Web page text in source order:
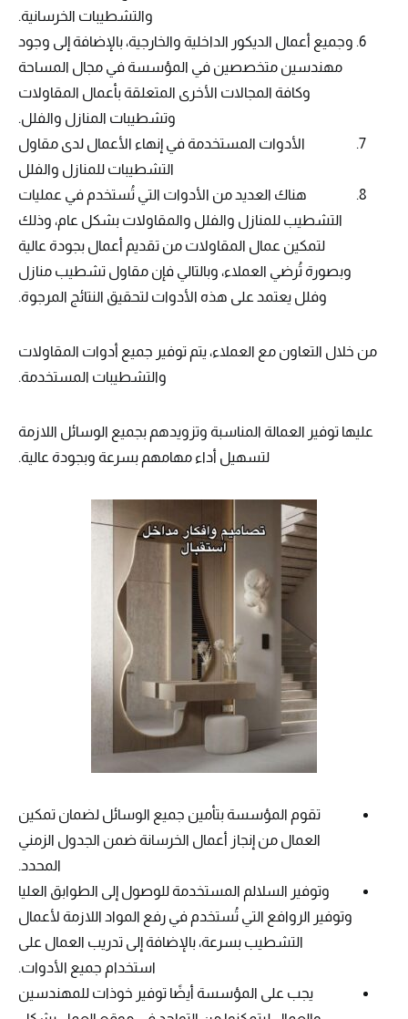
والتشطيبات الخرسانية.
وجميع أعمال الديكور الداخلية والخارجية، بالإضافة إلى وجود
مهندسين متخصصين في المؤسسة في مجال المساحة
وكافة المجالات الأخرى المتعلقة بأعمال المقاولات
وتشطيبات المنازل والفلل.
الأدوات المستخدمة في إنهاء الأعمال لدى مقاول
التشطيبات للمنازل والفلل
هناك العديد من الأدوات التي تُستخدم في عمليات
التشطيب للمنازل والفلل والمقاولات بشكل عام، وذلك
لتمكين عمال المقاولات من تقديم أعمال بجودة عالية
وبصورة تُرضي العملاء، وبالتالي فإن مقاول تشطيب منازل
وفلل يعتمد على هذه الأدوات لتحقيق النتائج المرجوة.
من خلال التعاون مع العملاء، يتم توفير جميع أدوات المقاولات
والتشطيبات المستخدمة.
عليها توفير العمالة المناسبة وتزويدهم بجميع الوسائل اللازمة
لتسهيل أداء مهامهم بسرعة وبجودة عالية.
تقوم المؤسسة بتأمين جميع الوسائل لضمان تمكين
العمال من إنجاز أعمال الخرسانة ضمن الجدول الزمني
المحدد.
وتوفير السلالم المستخدمة للوصول إلى الطوابق العليا
وتوفير الروافع التي تُستخدم في رفع المواد اللازمة لأعمال
التشطيب بسرعة، بالإضافة إلى تدريب العمال على
استخدام جميع الأدوات.
يجب على المؤسسة أيضًا توفير خوذات للمهندسين